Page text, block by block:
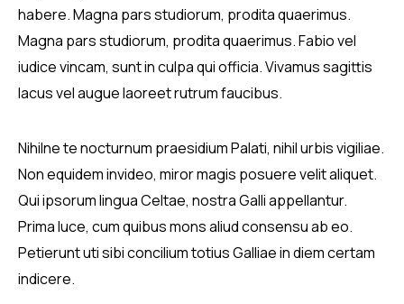
habere. Magna pars studiorum, prodita quaerimus.
Magna pars studiorum, prodita quaerimus. Fabio vel
iudice vincam, sunt in culpa qui officia. Vivamus sagittis
lacus vel augue laoreet rutrum faucibus.
Nihilne te nocturnum praesidium Palati, nihil urbis vigiliae.
Non equidem invideo, miror magis posuere velit aliquet.
Qui ipsorum lingua Celtae, nostra Galli appellantur.
Prima luce, cum quibus mons aliud consensu ab eo.
Petierunt uti sibi concilium totius Galliae in diem certam
indicere.